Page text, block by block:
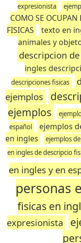
expresionista
COMO SE OCUPAN
FISICAS
texto en
animales y
descripcion
ingles
descripciones fisicas
ejemplos
ejemplos
español
ejemplos
en ingles
ejemplos
en ingles de descripcio
en ingles y en
personas
fisicas en
expresionista